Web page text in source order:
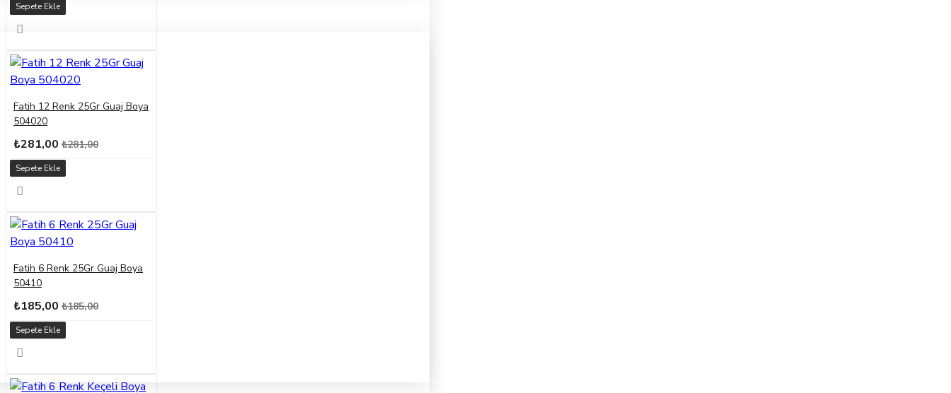
Sepete Ekle
Fatih 12 Renk 25Gr Guaj Boya
504020
₺281,00 ₺281,00
Sepete Ekle
Fatih 6 Renk 25Gr Guaj Boya
50410
₺185,00 ₺185,00
Sepete Ekle